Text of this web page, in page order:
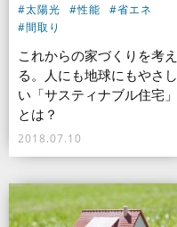
#太陽光
#性能
#省エネ
#間取り
これからの家づくりを考え
る。人にも地球にもやさし
い「サスティナブル住宅」
とは？
2018.07.10